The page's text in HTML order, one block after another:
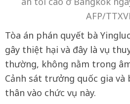
AFP/
Tòa án phán quyết bà
gây thiệt hại và đây là vụ
thường, không nằm trong
Cảnh sát trưởng quốc gia và
thân vào chức vụ này.